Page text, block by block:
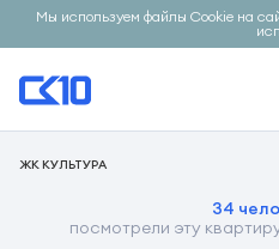
Мы используем файлы Cookie на
ЖК КУЛЬТУРА
34
посмотрели эту